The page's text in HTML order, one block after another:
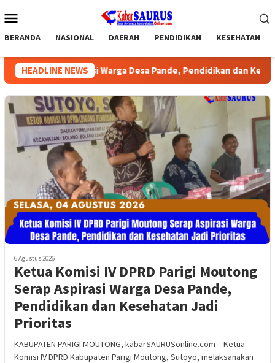
ke
Mobile
BERANDA NASIONAL DAERAH PENDIDIKAN KESEHATAN
HEADLINE NEWS
Aspirasi Warga Desa Pande, Pendidikan dan Kesehatan Jadi
6 Agustus 2026
Ketua Komisi IV DPRD Parigi Moutong
Serap Aspirasi Warga Desa Pande,
Pendidikan dan Kesehatan Jadi
Prioritas
KABUPATEN PARIGI MOUTONG, kabarSAURUSonline.com – Ketua
Komisi IV DPRD Kabupaten Parigi Moutong, Sutoyo, melaksanakan